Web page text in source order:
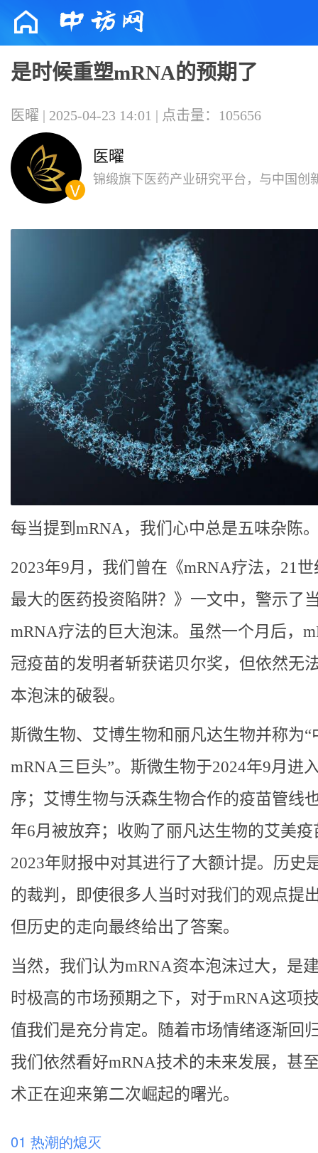
是时候重塑mRNA的预期了
医曜 | 2025-04-23 14:01 | 点击量：105656
医曜
锦缎旗下医药产业研究平台，与中国创
每当提到mRNA，我们心中总是五味杂陈
2023年9月，我们曾在《mRNA疗法，21
最大的医药投资陷阱？》一文中，警示了
mRNA疗法的巨大泡沫。虽然一个月后，
冠疫苗的发明者斩获诺贝尔奖，但依然无
本泡沫的破裂。
斯微生物、艾博生物和丽凡达生物并称为“
mRNA三巨头”。斯微生物于2024年9月进
序；艾博生物与沃森生物合作的疫苗管线
年6月被放弃；收购了丽凡达生物的艾美疫
2023年财报中对其进行了大额计提。历史
的裁判，即使很多人当时对我们的观点提
但历史的走向最终给出了答案。
当然，我们认为mRNA资本泡沫过大，是
时极高的市场预期之下，对于mRNA这项
值我们是充分肯定。随着市场情绪逐渐回
我们依然看好mRNA技术的未来发展，甚
术正在迎来第二次崛起的曙光。
01 热潮的熄灭